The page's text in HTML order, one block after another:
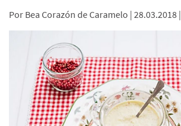
Por Bea Corazón de Caramelo | 28.03.2018 |